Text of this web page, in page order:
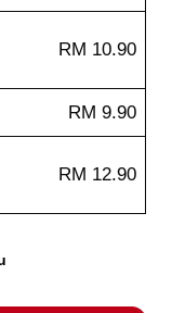
RM 10.90
RM 9.90
RM 12.90